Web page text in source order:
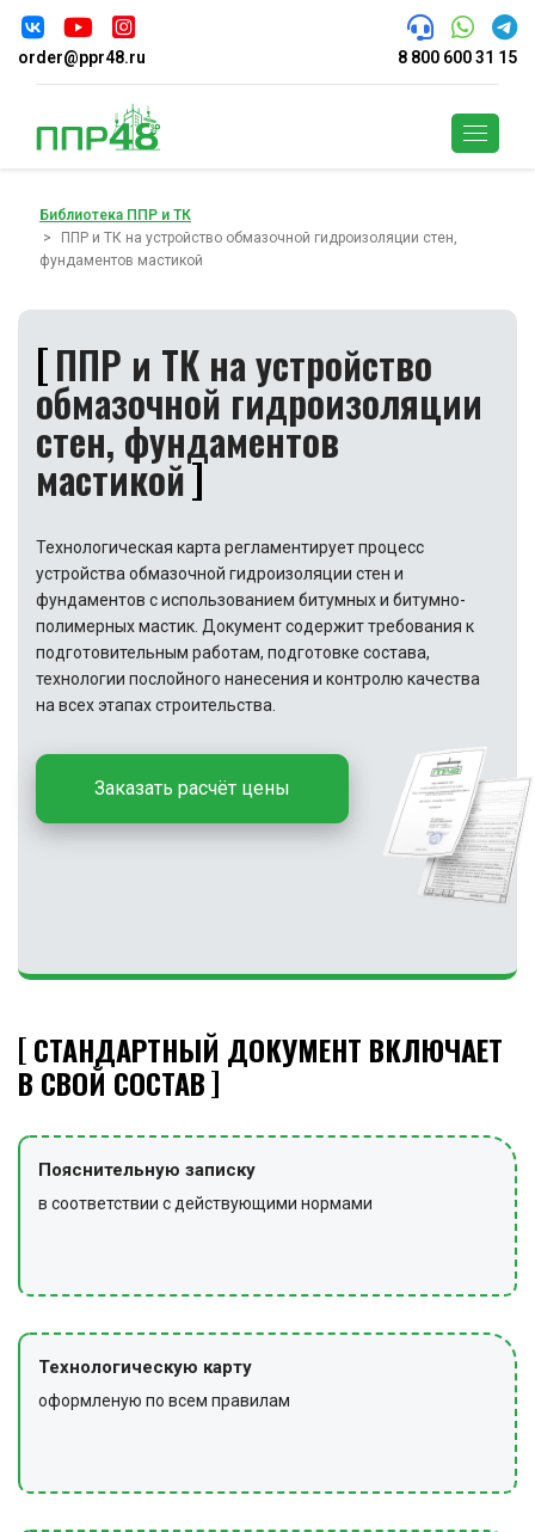
order@ppr48.ru 8 800 600 31 15
Библиотека ППР и ТК
ППР и ТК на устройство обмазочной гидроизоляции стен,
фундаментов мастикой
ППР и ТК на устройство
обмазочной гидроизоляции
стен, фундаментов
мастикой
Технологическая карта регламентирует процесс
устройства обмазочной гидроизоляции стен и
фундаментов с использованием битумных и битумно-
полимерных мастик. Документ содержит требования к
подготовительным работам, подготовке состава,
технологии послойного нанесения и контролю качества
на всех этапах строительства.
Заказать расчёт цены
СТАНДАРТНЫЙ ДОКУМЕНТ ВКЛЮЧАЕТ
В СВОЙ СОСТАВ
Пояснительную записку
в соответствии с действующими нормами
Технологическую карту
оформленую по всем правилам